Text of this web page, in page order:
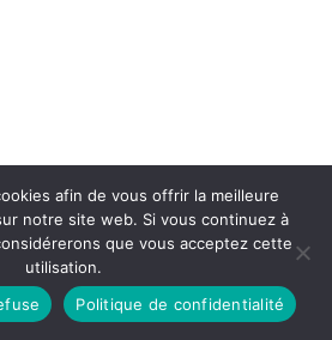
afin de vous offrir la meilleure
notre site web. Si vous continuez à
que vous acceptez cette
utilisation.
Politique de confidentialité